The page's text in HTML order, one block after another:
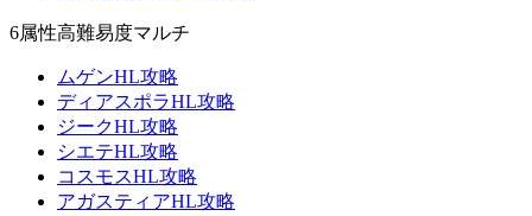
6属性高難易度マルチ
ムゲンHL攻略
ディアスポラHL攻略
ジークHL攻略
シエテHL攻略
コスモスHL攻略
アガスティアHL攻略